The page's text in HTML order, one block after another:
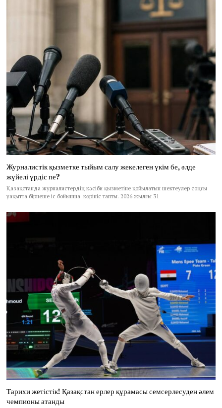
Журналистік қызметке тыйым салу жекелеген үкім бе, әлде
жүйелі үрдіс пе?
Қазақстанда журналистердің кәсіби қызметіне қойылатын шектеулер соңғы
уақытта бірнеше іс бойынша көрініс тапты. 2026 жылғы 31
Тарихи жетістік! Қазақстан ерлер құрамасы семсерлесуден әлем
чемпионы атанды